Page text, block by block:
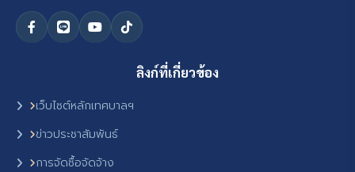
ลิงก์ที่เกี่ยวข้อง
เว็บไซต์หลักเทศบาลฯ
ข่าวประชาสัมพันธ์
การจัดซื้อจัดจ้าง